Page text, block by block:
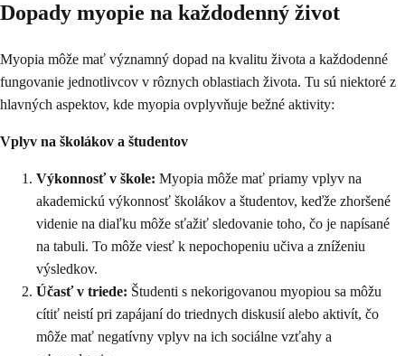
Dopady myopie na každodenný život
Myopia môže mať významný dopad na kvalitu života a každodenné
fungovanie jednotlivcov v rôznych oblastiach života. Tu sú niektoré z
hlavných aspektov, kde myopia ovplyvňuje bežné aktivity:
Vplyv na školákov a študentov
Výkonnosť v škole: Myopia môže mať priamy vplyv na
akademickú výkonnosť školákov a študentov, keďže zhoršené
videnie na diaľku môže sťažiť sledovanie toho, čo je napísané
na tabuli. To môže viesť k nepochopeniu učiva a zníženiu
výsledkov.
Účasť v triede: Študenti s nekorigovanou myopiou sa môžu
cítiť neistí pri zapájaní do triednych diskusií alebo aktivít, čo
môže mať negatívny vplyv na ich sociálne vzťahy a